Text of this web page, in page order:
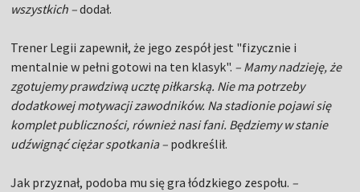
wszystkich –dodał.
Trener Legii zapewnił, że jego zespół jest "fizycznie i
mentalnie w pełni gotowi na ten klasyk". – Mamy nadzieję, że
zgotujemy prawdziwą ucztę piłkarską. Nie ma potrzeby
dodatkowej motywacji zawodników. Na stadionie pojawi się
komplet publiczności, również nasi fani. Będziemy w stanie
udźwignąć ciężar spotkania – podkreślił.
Jak przyznał, podoba mu się gra łódzkiego zespołu. –